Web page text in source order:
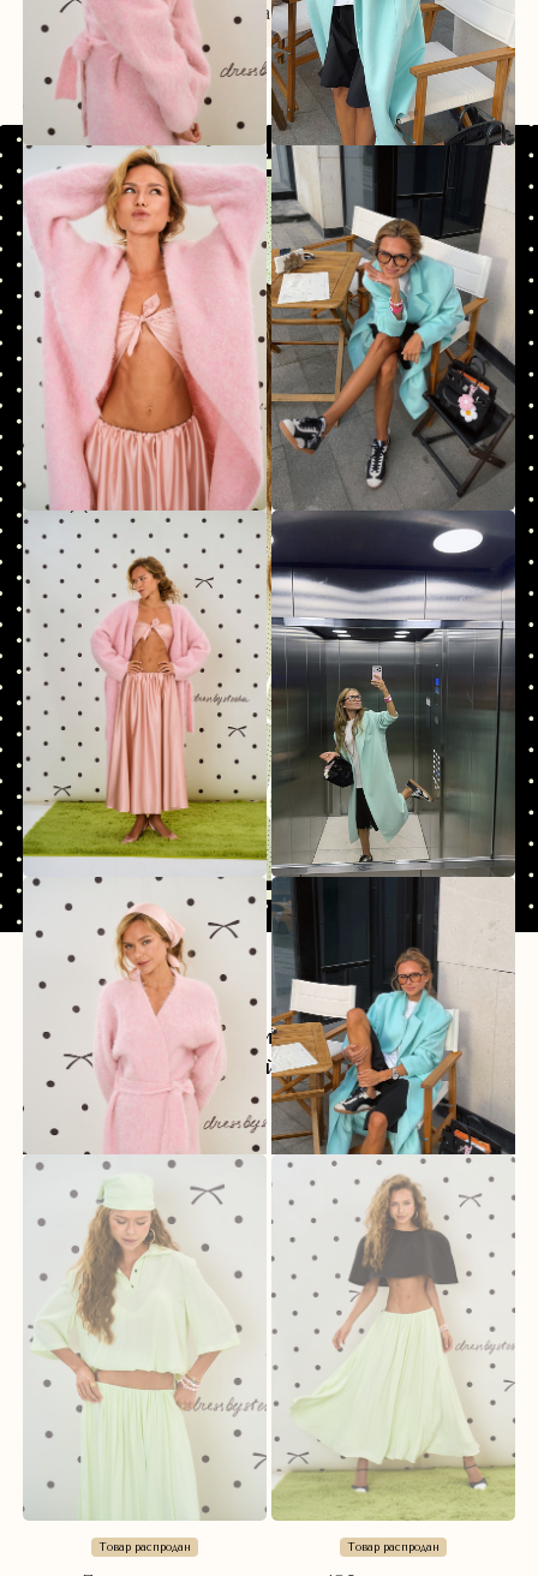
Показать ещё
Это про солнечные блики на коже, про
спонтанные решения и про состояние ‘здесь
и сейчас’
Товар распродан Товар распродан